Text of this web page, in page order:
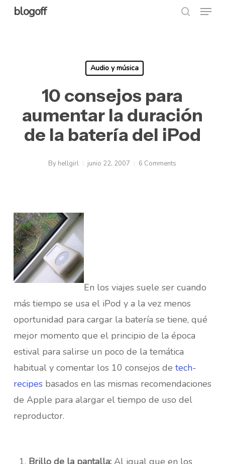
Skipblogoff Menu
Audio y música
10 consejos para
aumentar la duración
de la batería del iPod
By hellgirl junio 22, 2007 6 Comments
En los viajes suele ser cuando
más tiempo se usa el iPod y a la vez menos
oportunidad para cargar la batería se tiene, qué
mejor momento que el principio de la época
estival para salirse un poco de la temática
habitual y comentar los 10 consejos de tech-
recipesbasados en las mismas recomendaciones
de Apple para alargar el tiempo de uso del
reproductor.
Brillo de la pantalla:Al igual que en los